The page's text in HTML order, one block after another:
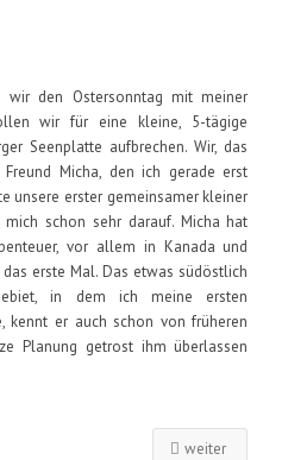
wir den Ostersonntag mit meiner
wir für eine kleine, 5-tägige
Seenplatte aufbrechen. Wir, das
Micha, den ich gerade erst
unsere erster gemeinsamer kleiner
schon sehr darauf. Micha hat
vor allem in Kanada und
erste Mal. Das etwas südöstlich
in dem ich meine ersten
kennt er auch schon von früheren
Planung getrost ihm überlassen
weiter